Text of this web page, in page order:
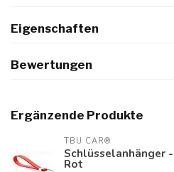
Eigenschaften
Bewertungen
Ergänzende Produkte
TBU CAR®
Schlüsselanhänger
Rot